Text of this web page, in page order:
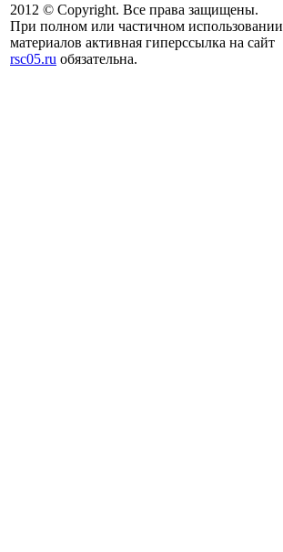
2012 © Copyright. Все права защищены.
При полном или частичном использовании
материалов активная гиперссылка на сайт
rsc05.ru обязательна.